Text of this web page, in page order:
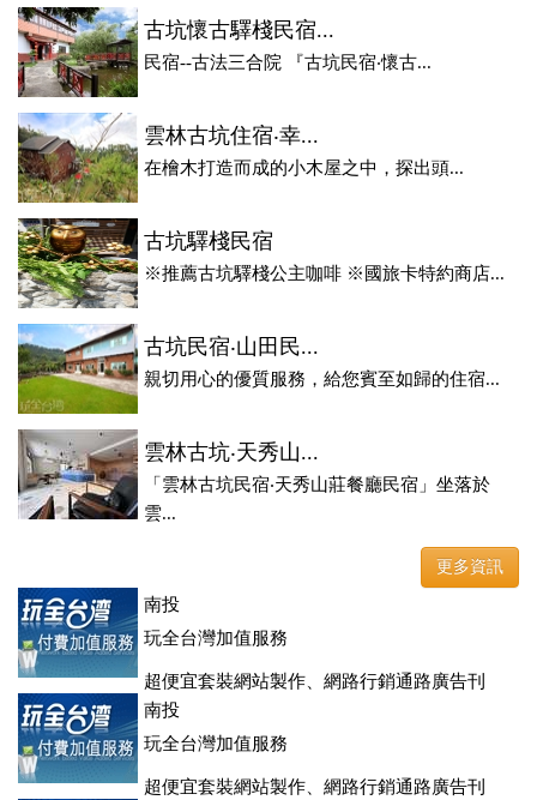
古坑懷古驛棧民宿...
民宿--古法三合院 『古坑民宿‧懷古...
雲林古坑住宿‧幸...
在檜木打造而成的小木屋之中，探出頭...
古坑驛棧民宿
※推薦古坑驛棧公主咖啡 ※國旅卡特約商店...
古坑民宿‧山田民...
親切用心的優質服務，給您賓至如歸的住宿...
雲林古坑‧天秀山...
「雲林古坑民宿‧天秀山莊餐廳民宿」坐落於
雲...
更多資訊
南投
玩全台灣加值服務
超便宜套裝網站製作、網路行銷通路廣告刊
登、訂房系統、客房委託旅行社銷售，全面優惠中....
南投
玩全台灣加值服務
超便宜套裝網站製作、網路行銷通路廣告刊